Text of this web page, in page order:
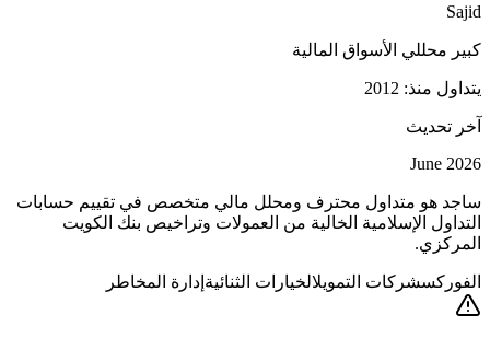
Sajid
كبير محللي الأسواق المالية
يتداول منذ: 2012
آخر تحديث
June 2026
ساجد هو متداول محترف ومحلل مالي متخصص في تقييم حسابات
التداول الإسلامية الخالية من العمولات وتراخيص بنك الكويت
المركزي.
الفوركسشركات التمويلالخيارات الثنائية إدارة المخاطر